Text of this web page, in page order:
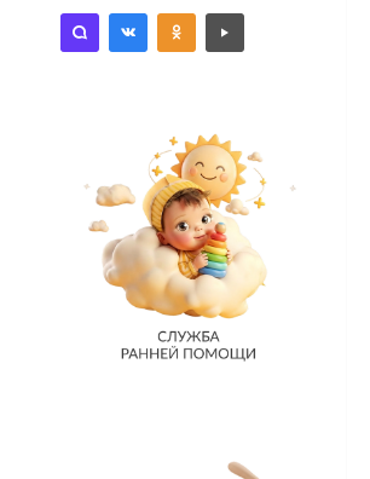
identica vkontakteodnoklassniki
controls-
play